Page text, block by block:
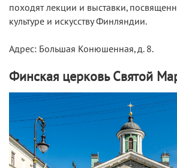
походят лекции и выставки,
культуре и искусству Финляндии.
Адрес: Большая Конюшенная, д. 8.
Финская церковь Святой